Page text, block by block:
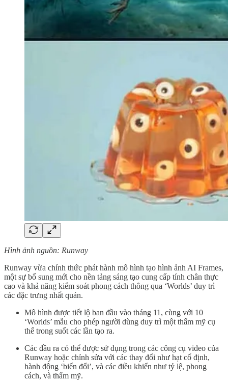
Hình ảnh nguồn: Runway
Runway vừa chính thức phát hành mô hình tạo hình ảnh AI Frames,
một sự bổ sung mới cho nền tảng sáng tạo cung cấp tính chân thực
cao và khả năng kiểm soát phong cách thông qua ‘Worlds’ duy trì
các đặc trưng nhất quán.
Mô hình được tiết lộ ban đầu vào tháng 11, cùng với 10
‘Worlds’ mẫu cho phép người dùng duy trì một thẩm mỹ cụ
thể trong suốt các lần tạo ra.
Các đầu ra có thể được sử dụng trong các công cụ video của
Runway hoặc chỉnh sửa với các thay đổi như hạt cố định,
hành động ‘biến đổi’, và các điều khiển như tỷ lệ, phong
cách, và thẩm mỹ.